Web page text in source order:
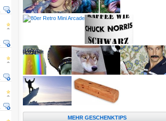
MEHR GESCHENKTIPS